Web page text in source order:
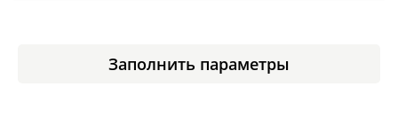
Заполнить параметры